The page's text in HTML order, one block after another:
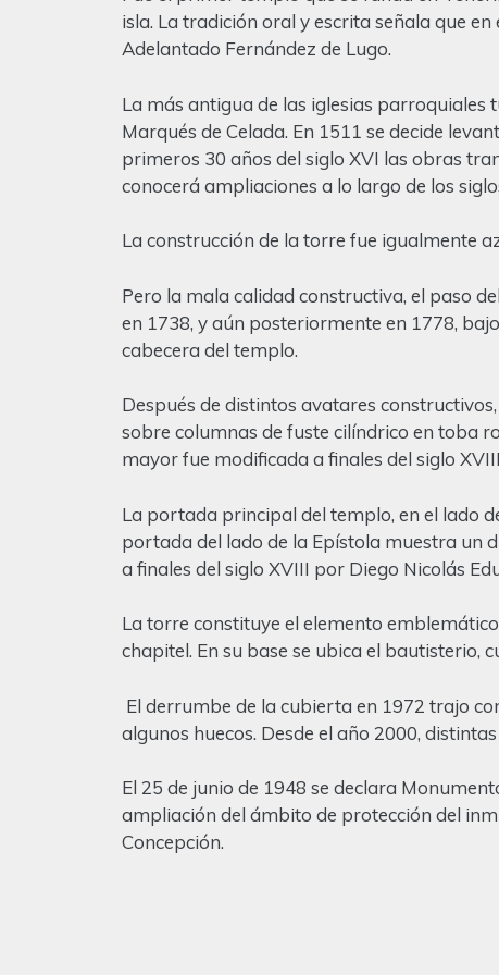
isla. La tradición oral y escrita señala que
Adelantado Fernández de Lugo.
La más antigua de las iglesias
Marqués de Celada. En 1511 se decide
primeros 30 años del siglo XVI las obras
conocerá ampliaciones a lo largo de los
La construcción de la torre fue igualmente
Pero la mala calidad constructiva, el paso
en 1738, y aún posteriormente en 1778,
cabecera del templo.
Después de distintos avatares
sobre columnas de fuste cilíndrico en toba
mayor fue modificada a finales del siglo
La portada principal del templo, en el lado
portada del lado de la Epístola muestra un
a finales del siglo XVIII por Diego Nicolás
La torre constituye el elemento
chapitel. En su base se ubica el
El derrumbe de la cubierta en 1972 trajo
algunos huecos. Desde el año 2000,
El 25 de junio de 1948 se declara
ampliación del ámbito de protección del
Concepción.